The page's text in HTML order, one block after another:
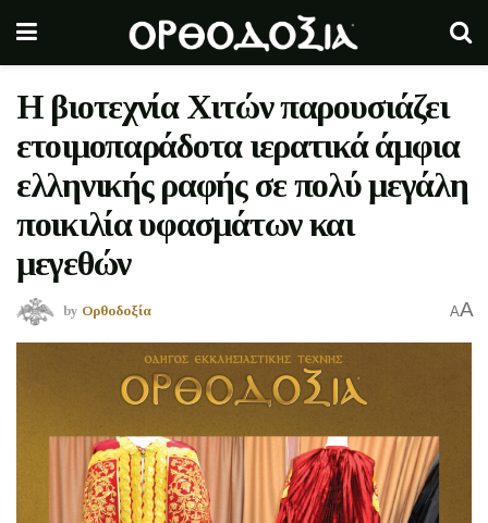
Η βιοτεχνία Χιτών παρουσιάζει
ετοιμοπαράδοτα ιερατικά άμφια
ελληνικής ραφής σε πολύ μεγάλη
ποικιλία υφασμάτων και
μεγεθών
by Ορθοδοξία AA